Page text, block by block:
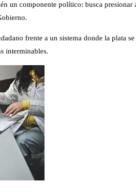
un componente político: busca presionar
frente a un sistema donde la plata
interminables.